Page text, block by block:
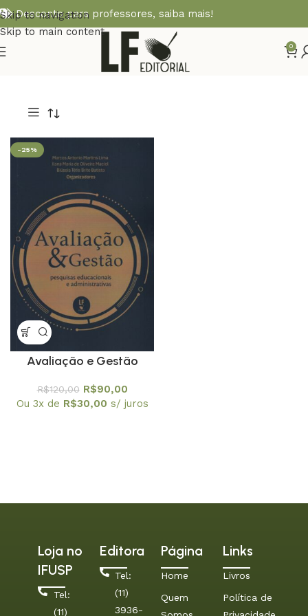
Skip to navigation
Skip to main content
Desconto para professores, saiba mais!
0
-25%
Avaliação e Gestão
administrativas
R$120,00 R$90,00
Ou 3x de R$30,00 s/ juros
Loja no
IFUSP
Tel:
(11)
Editora
Tel:
(11)
3936-
Página
Home
Quem
Links
Livros
Política de